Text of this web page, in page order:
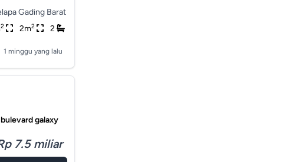
Gading Barat
2 2m2 2
1 minggu yang lalu
galaxy
7.5 miliar